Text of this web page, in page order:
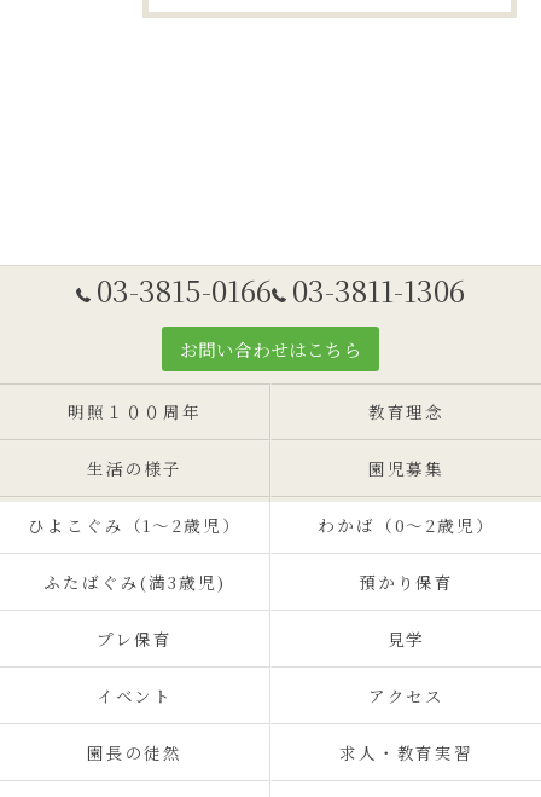
03-3815-0166 03-3811-1306
お問い合わせはこちら
明照１００周年 教育理念
生活の様子 園児募集
ひよこぐみ（1〜2歳児） わかば（0～2歳児）
ふたばぐみ(満3歳児) 預かり保育
プレ保育 見学
イベント アクセス
園長の徒然 求人・教育実習